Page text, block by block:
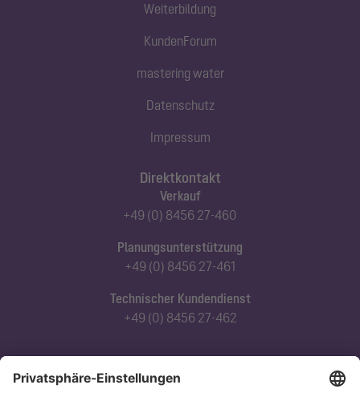
Direktkontakt
Verkauf
+49 (0) 8456 27-460
Planungsunterstützung
+49 (0) 8456 27-461
Technischer Kundendienst
+49 (0) 8456 27-462
Abonnieren Sie unseren Newsletter
Weiterbildung
KundenForum
mastering water
Datenschutz
Impressum